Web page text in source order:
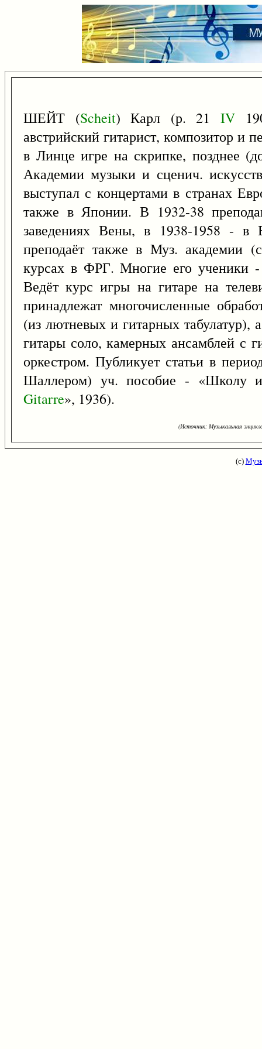
ШЕЙТ (Scheit) Карл (р. 21IV
австрийский гитарист, композитор и
в Линце игре на скрипке, позднее
Академии музыки и сценич.
выступал с концертами в странах
также в Японии. В 1932-38
заведениях Вены, в 1938-1958 - в
преподаёт также в Муз. академии
курсах в ФРГ. Многие его ученики -
Ведёт курс игры на гитаре на
принадлежат многочисленные
(из лютневых и гитарных табулатур),
гитары соло, камерных ансамблей с
оркестром. Публикует статьи в
Шаллером) уч. пособие - «Школу
Gitarre», 1936).
(Источник: Музыкальная
(с)